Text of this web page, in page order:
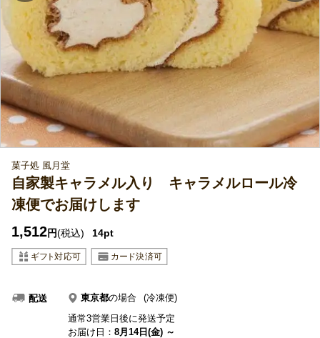
菓子処 風月堂
自家製キャラメル入り キャラメルロール冷
凍便でお届けします
1,512円(税込) 14pt
配送 東京都の場合
(冷凍便)
通常3営業日後に発送予定
お届け日： 8月14日(金) ～